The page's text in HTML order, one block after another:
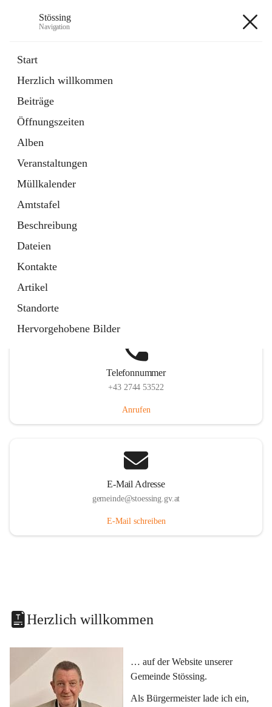
Stössing
Navigation
Start
Herzlich willkommen
Beiträge
Öffnungszeiten
Alben
Veranstaltungen
Müllkalender
Amtstafel
Beschreibung
Dateien
Kontakte
Artikel
Standorte
Hervorgehobene Bilder
Datei
in
Tab
Kindergarten
öffnet
in
neuem
Tab
Telefonnummer
+43 2744 53522
Anrufen
E-Mail Adresse
gemeinde@stoessing.gv.at
E-Mail schreiben
Herzlich willkommen
… auf der Website unserer
Gemeinde Stössing.
Als Bürgermeister lade ich ein,